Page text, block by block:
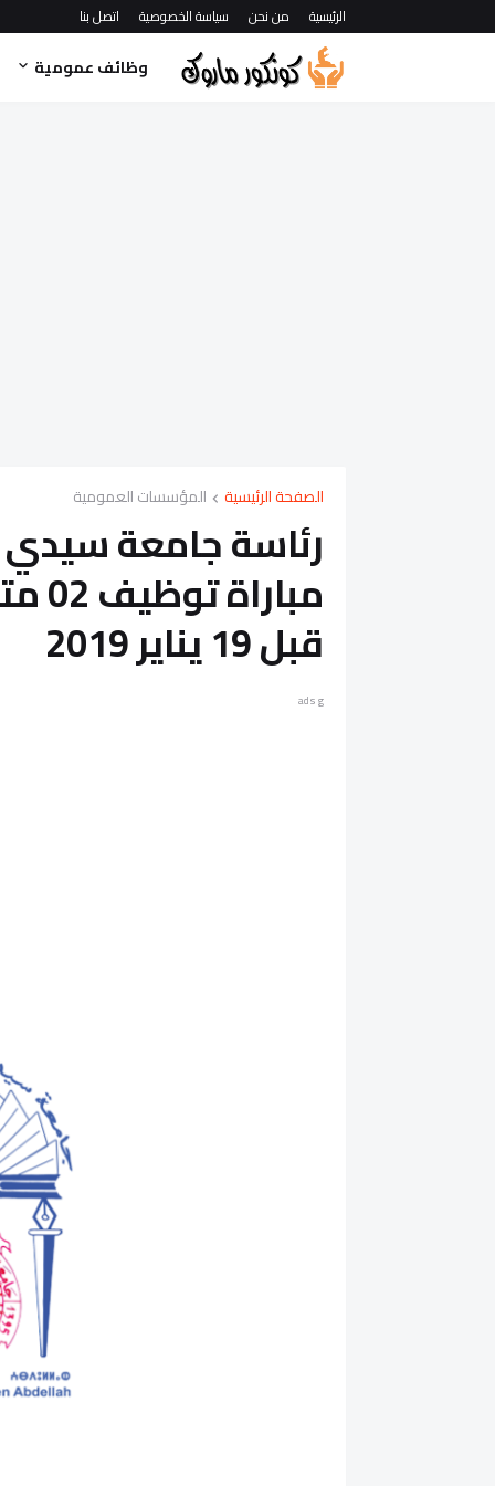
الرئيسية من نحن سياسة الخصوصية اتصل بنا
وظائف عمومية
الصفحة الرئيسية المؤسسات العمومية
رئاسة جامعة
قبل 19 يناير 2019
ads g